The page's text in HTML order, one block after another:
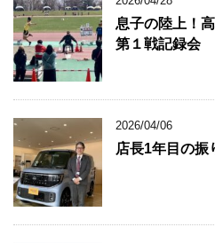
息子の陸上！
第１戦記録会
2026/04/06
店長1年目の